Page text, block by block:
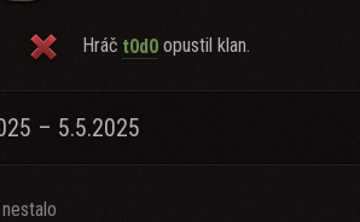
Hráč t0d0 opustil klan.
– 5.5.2025